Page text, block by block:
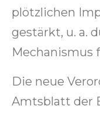
plötzlichen
gestärkt, u. a.
Mechanismus
Die neue
Amtsblatt der